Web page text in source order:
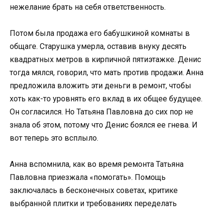
нежелание брать на себя ответственность.
Потом была продажа его бабушкиной комнаты в
общаге. Старушка умерла, оставив внуку десять
квадратных метров в кирпичной пятиэтажке. Денис
тогда мялся, говорил, что мать против продажи. Анна
предложила вложить эти деньги в ремонт, чтобы
хоть как-то уровнять его вклад в их общее будущее.
Он согласился. Но Татьяна Павловна до сих пор не
знала об этом, потому что Денис боялся ее гнева. И
вот теперь это всплыло.
Анна вспомнила, как во время ремонта Татьяна
Павловна приезжала «помогать». Помощь
заключалась в бесконечных советах, критике
выбранной плитки и требованиях переделать